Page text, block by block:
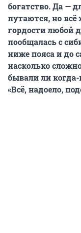
богатство. Да —
путаются, но
гордости любой
пообщалась с
ниже пояса и до
насколько
бывали ли
«Всё, надоело,